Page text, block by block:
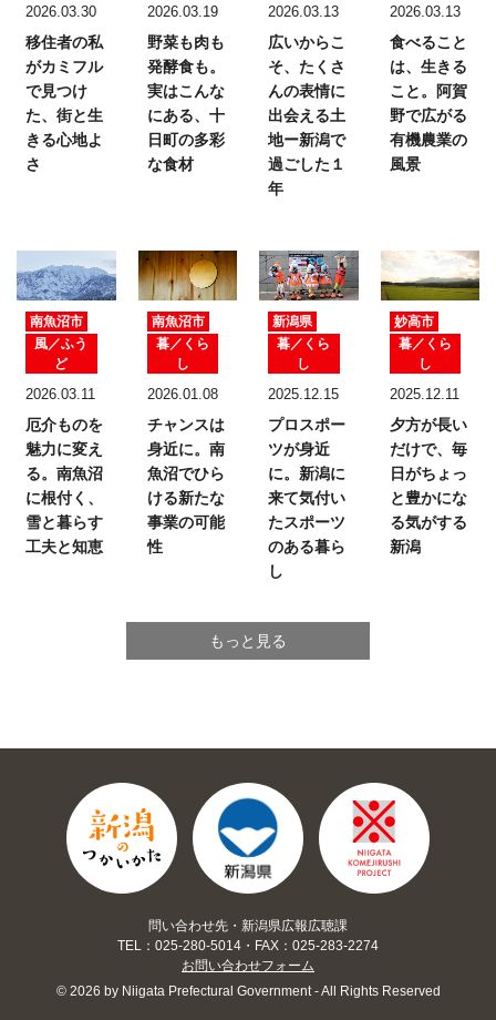
2026.03.30
移住者の私
がカミフル
で見つけ
た、 街と生
きる心地よ
さ
2026.03.19
野菜も肉も
発酵食も。
実はこんな
にある、十
日町の多彩
な食材
2026.03.13
広いからこ
そ、たくさ
んの表情に
出会える土
地ー新潟で
過ごした１
年
2026.03.13
食べること
は、生きる
こと。
阿賀
野で広がる
有機農業の
風景
南魚沼市
風／ふう
ど
2026.03.11
厄介ものを
魅力に変え
る。 南魚沼
に根付く、
雪と暮らす
工夫と知恵
南魚沼市
暮／くら
し
2026.01.08
チャンスは
身近に。 南
魚沼でひら
ける新たな
事業の可能
性
新潟県
暮／くら
し
2025.12.15
プロスポー
ツが身近
に。 新潟に
来て気付い
たスポーツ
のある暮ら
し
妙高市
暮／くら
し
2025.12.11
夕方が長い
だけで、 毎
日がちょっ
と豊かにな
る気がする
新潟
もっと見る
問い合わせ先・新潟県広報広聴課
TEL：025-280-5014・FAX：025-283-2274
お問い合わせフォーム
© 2026 by Niigata Prefectural Government - All Rights Reserved